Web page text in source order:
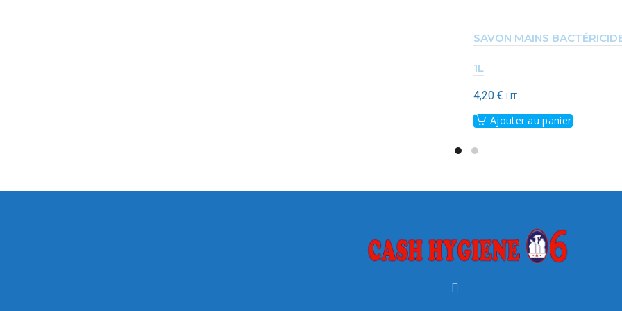
SAVON MAINS
1L
4,20 € HT
Ajouter au panier